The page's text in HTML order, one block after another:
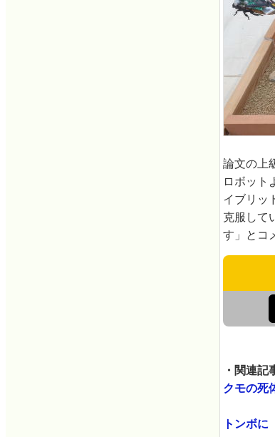
論文の上
ロボット
イブリッ
克服して
す」とコ
・関連記
クモの死
トンボ